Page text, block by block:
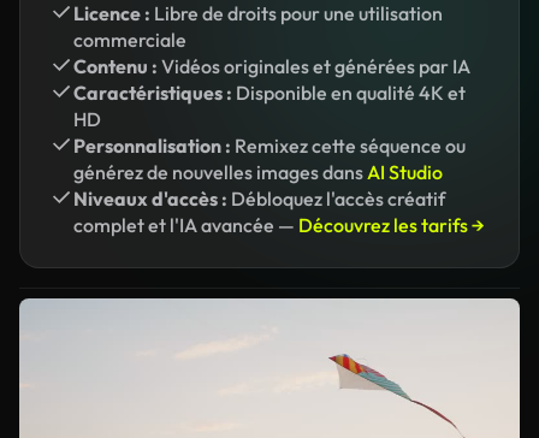
Licence : Libre de droits pour une utilisation
commerciale
Contenu : Vidéos originales et générées par IA
Caractéristiques : Disponible en qualité 4K et
HD
Personnalisation : Remixez cette séquence ou
générez de nouvelles images dansAI Studio
Niveaux d'accès : Débloquez l'accès créatif
complet et l'IA avancée — Découvrez les tarifs →